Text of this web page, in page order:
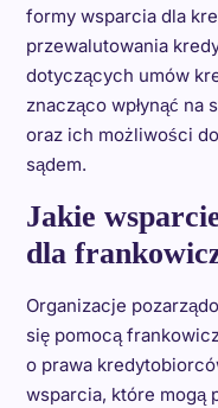
formy wsparcia dla
przewalutowania
dotyczących umów
znacząco wpłynąć
oraz ich możliwości
sądem.
Jakie
dla
Organizacje
się pomocą
o prawa
wsparcia, które mogą